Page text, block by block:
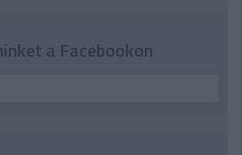
a Facebookon